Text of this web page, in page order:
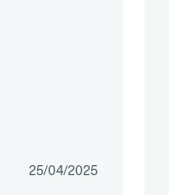
25/04/2025